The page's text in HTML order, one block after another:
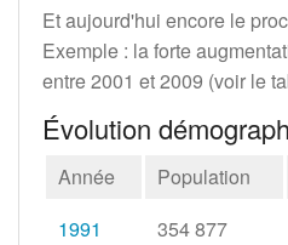
Et aujourd'hui encore le
Exemple : la forte
entre 2001 et 2009 (voir le
Évolution
Année Population
1991
354 877